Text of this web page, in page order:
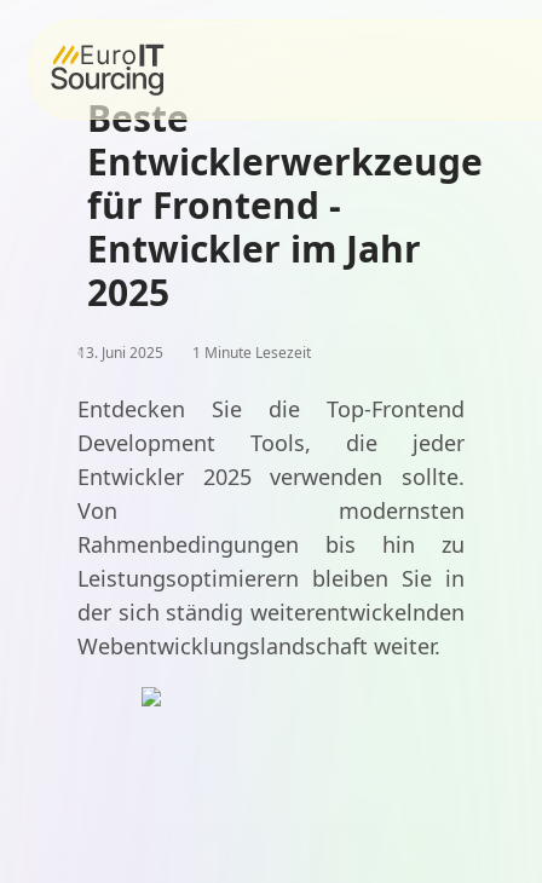
Beste
Entwicklerwerkzeuge
für Frontend -
Entwickler im Jahr
2025
13. Juni 2025 1 Minute Lesezeit
Entdecken Sie die Top-Frontend
Development Tools, die jeder
Entwickler 2025 verwenden sollte.
Von modernsten
Rahmenbedingungen bis hin zu
Leistungsoptimierern bleiben Sie in
der sich ständig weiterentwickelnden
Webentwicklungslandschaft weiter.